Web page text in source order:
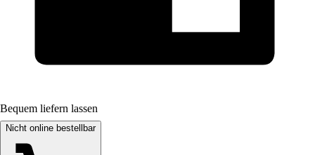
Bequem liefern lassen
Nicht online bestellbar